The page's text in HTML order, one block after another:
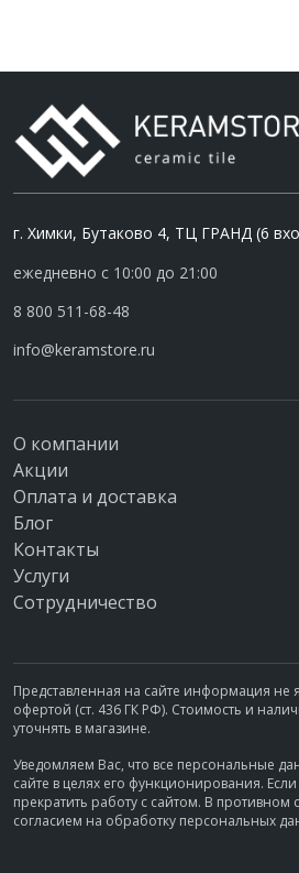
г. Химки, Бутаково 4, ТЦ ГРАНД (6
ежедневно с 10:00 до 21:00
8 800 511-68-48
info@keramstore.ru
О компании
Акции
Оплата и доставка
Блог
Контакты
Услуги
Сотрудничество
Представленная на сайте информация не
офертой (ст. 436 ГК РФ). Стоимость и
уточнять в магазине.
Уведомляем Вас, что все персональные
сайте в целях его функционирования.
прекратить работу с сайтом. В противном
согласием на обработку персональных